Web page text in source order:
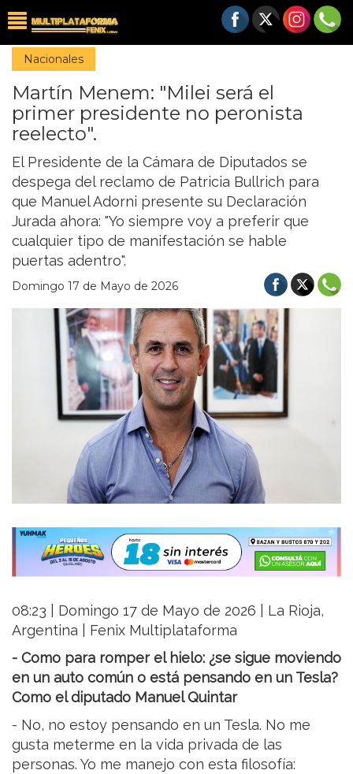
Nacionales
Martín Menem: "Milei será el
primer presidente no peronista
reelecto".
El Presidente de la Cámara de Diputados se
despega del reclamo de Patricia Bullrich para
que Manuel Adorni presente su Declaración
Jurada ahora: "Yo siempre voy a preferir que
cualquier tipo de manifestación se hable
puertas adentro".
Domingo 17 de Mayo de 2026
08:23 | Domingo 17 de Mayo de 2026 | La Rioja,
Argentina | Fenix Multiplataforma
- Como para romper el hielo: ¿se sigue moviendo
en un auto común o está pensando en un Tesla?
Como el diputado Manuel Quintar
- No, no estoy pensando en un Tesla. No me
gusta meterme en la vida privada de las
personas. Yo me manejo con esta filosofía: